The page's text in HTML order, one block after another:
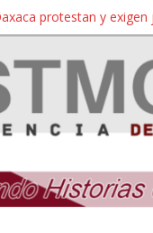
protestan y
de su territorio para
de material pétreo de
ahora